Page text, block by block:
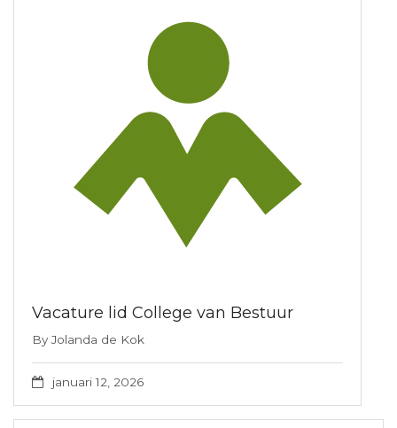
Vacature lid College van Bestuur
By Jolanda de Kok
januari 12, 2026